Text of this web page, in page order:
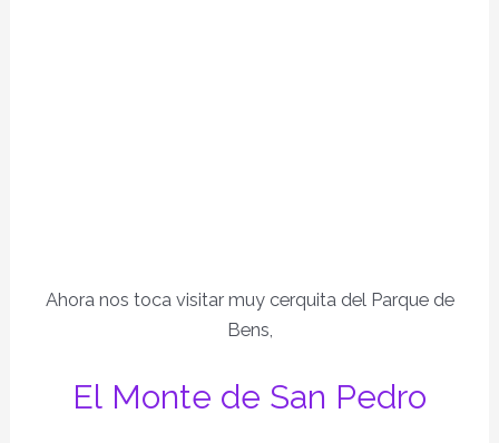
Ahora nos toca visitar muy cerquita del Parque de
Bens,
El Monte de San Pedro